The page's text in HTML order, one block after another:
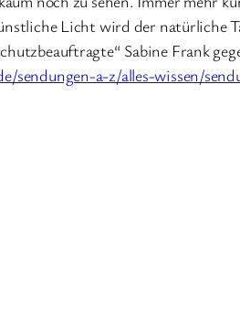
Licht wird der natürliche
Sabine Frank
sendungen-a-z/alles-wissen/